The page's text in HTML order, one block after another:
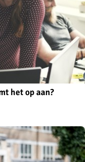
het op aan?